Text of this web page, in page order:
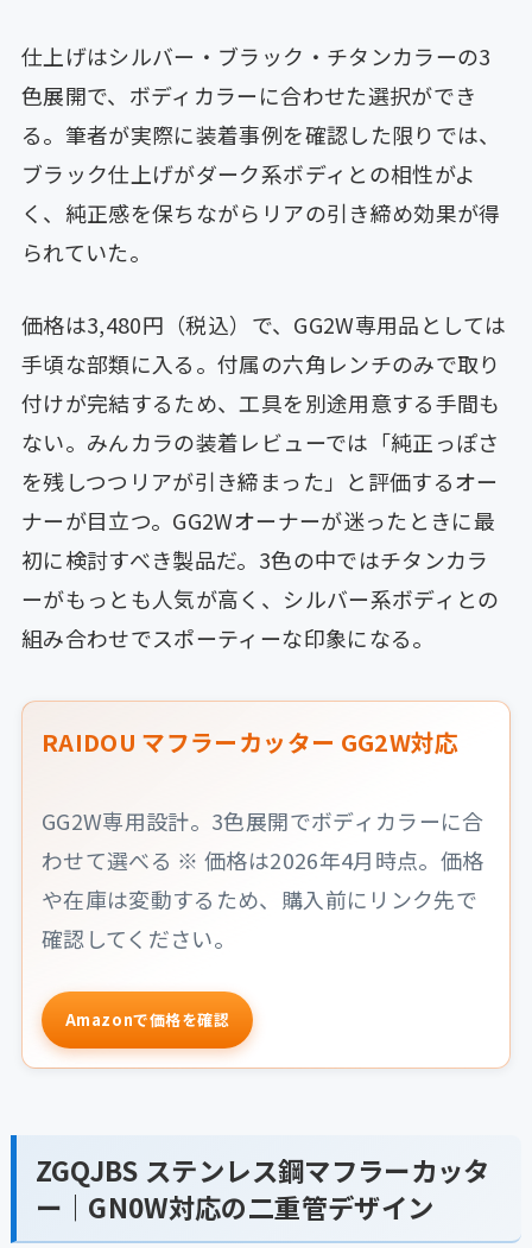
仕上げはシルバー・ブラック・チタンカラーの3
色展開で、ボディカラーに合わせた選択ができ
る。筆者が実際に装着事例を確認した限りでは、
ブラック仕上げがダーク系ボディとの相性がよ
く、純正感を保ちながらリアの引き締め効果が得
られていた。
価格は3,480円（税込）で、GG2W専用品としては
手頃な部類に入る。付属の六角レンチのみで取り
付けが完結するため、工具を別途用意する手間も
ない。みんカラの装着レビューでは「純正っぽさ
を残しつつリアが引き締まった」と評価するオー
ナーが目立つ。GG2Wオーナーが迷ったときに最
初に検討すべき製品だ。3色の中ではチタンカラ
ーがもっとも人気が高く、シルバー系ボディとの
組み合わせでスポーティーな印象になる。
RAIDOU マフラーカッター GG2W対応
GG2W専用設計。3色展開でボディカラーに合
わせて選べる ※ 価格は2026年4月時点。価格
や在庫は変動するため、購入前にリンク先で
確認してください。
Amazonで価格を確認
ZGQJBS ステンレス鋼マフラーカッタ
ー｜GN0W対応の二重管デザイン